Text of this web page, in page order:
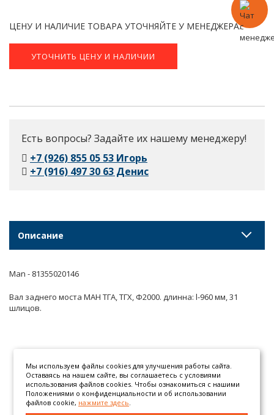
ЦЕНУ И НАЛИЧИЕ ТОВАРА УТОЧНЯЙТЕ У МЕНЕДЖЕРА.
УТОЧНИТЬ ЦЕНУ И НАЛИЧИИ
Есть вопросы? Задайте их нашему менеджеру!
+7 (926) 855 05 53 Игорь
+7 (916) 497 30 63 Денис
Описание
Man - 81355020146
Вал заднего моста МАН ТГА, ТГХ, Ф2000. длинна: l-960 мм, 31
шлицов.
Мы используем файлы cookies для улучшения работы сайта.
Оставаясь на нашем сайте, вы соглашаетесь с условиями
использования файлов cookies. Чтобы ознакомиться с нашими
Положениями о конфиденциальности и об использовании
файлов cookie, нажмите здесь.